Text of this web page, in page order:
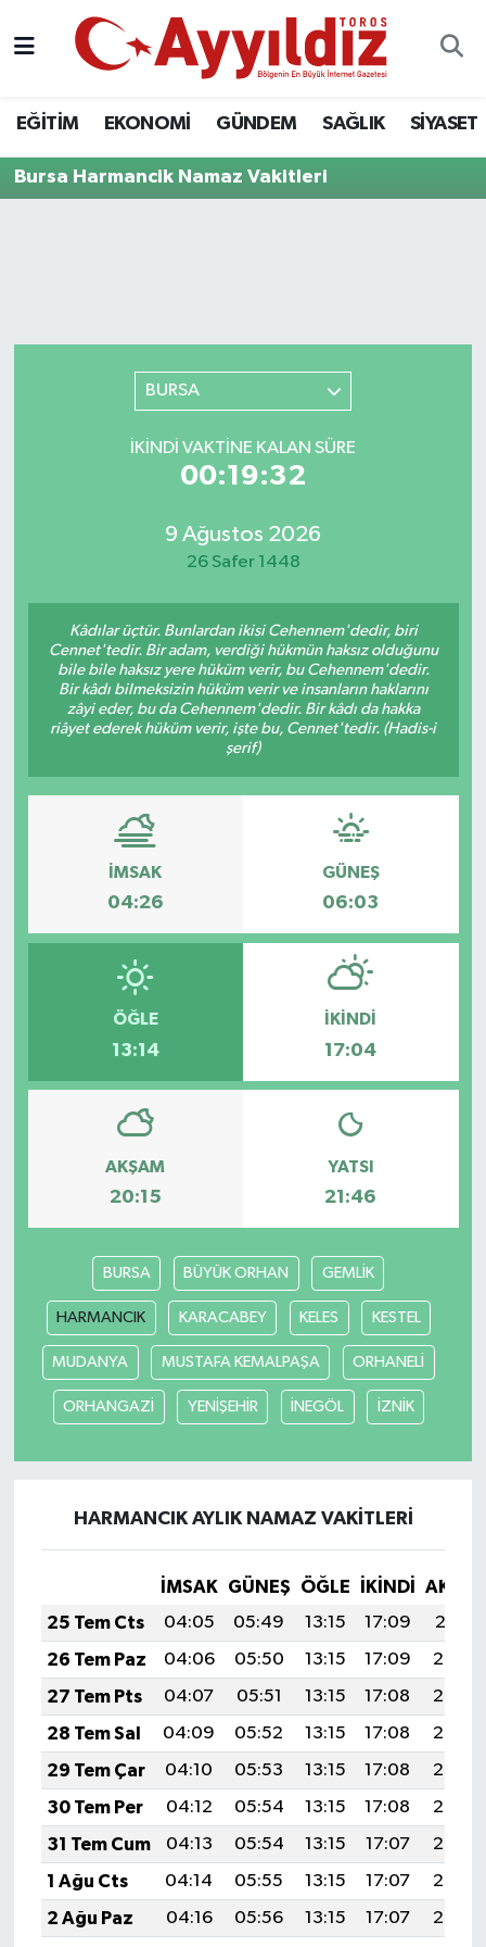
EĞİTİM EKONOMİ GÜNDEM SAĞLIK SİYASET
Bursa Harmancik Namaz Vakitleri
BURSA
İKINDI VAKTINE KALAN SÜRE
00:19:32
9 Ağustos 2026
26 Safer 1448
Kâdılar üçtür. Bunlardan ikisi Cehennem'dedir, biri
Cennet'tedir. Bir adam, verdiği hükmün haksız olduğunu
bile bile haksız yere hüküm verir, bu Cehennem'dedir.
Bir kâdı bilmeksizin hüküm verir ve insanların haklarını
zâyi eder, bu da Cehennem'dedir. Bir kâdı da hakka
riâyet ederek hüküm verir, işte bu, Cennet'tedir. (Hadis-i
şerif)
İMSAK
04:26
GÜNEŞ
06:03
ÖĞLE
13:14
İKINDI
17:04
AKŞAM
20:15
YATSI
21:46
BURSA BÜYÜK ORHAN GEMLİK
HARMANCIK KARACABEY KELES KESTEL
MUDANYA MUSTAFA KEMALPAŞA ORHANELİ
ORHANGAZİ YENİŞEHİR İNEGÖL İZNİK
HARMANCIK AYLIK NAMAZ VAKITLERI
İMSAK GÜNEŞ ÖĞLE İKINDI
25 Tem Cts
04:05 05:49 13:15 17:09
20:31
26 Tem Paz
04:06 05:50 13:15 17:09
20:30
27 Tem Pts
04:07 05:51 13:15 17:08
20:29
28 Tem Sal
04:09 05:52 13:15 17:08
20:28
29 Tem Çar
04:10 05:53 13:15 17:08
20:27
30 Tem Per
04:12 05:54 13:15 17:08
20:26
31 Tem Cum
04:13 05:54 13:15 17:07
20:25
1 Ağu Cts
04:14 05:55 13:15 17:07
20:24
2 Ağu Paz
04:16 05:56 13:15 17:07
20:23